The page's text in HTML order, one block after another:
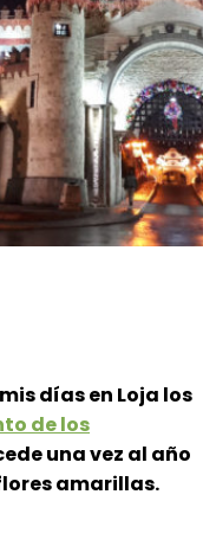
días en Loja los
de los
una vez al año
amarillas.